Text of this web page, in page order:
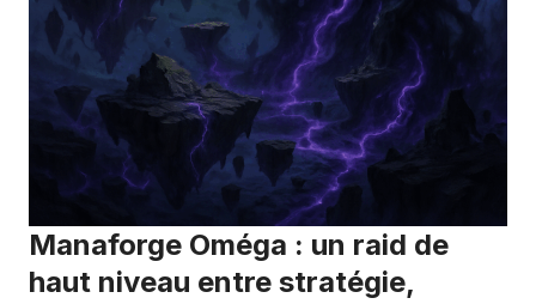
Manaforge Oméga : un raid de
haut niveau entre stratégie,